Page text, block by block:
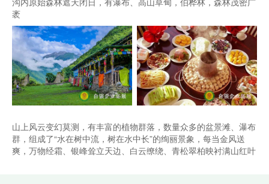
袤
山上风云变幻莫测，有丰富的植物群落，数量众多的盆景滩、瀑布
群，组成了“水在树中流，树在水中长”的绚丽景象，每当金风送
爽，万物经霜、银峰耸立天边、白云缭绕、青松翠柏映衬满山红叶